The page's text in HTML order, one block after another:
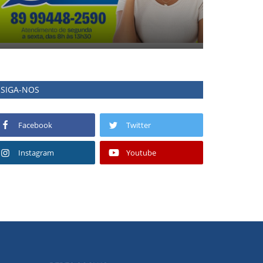
SIGA-NOS
Facebook Twitter
Instagram Youtube